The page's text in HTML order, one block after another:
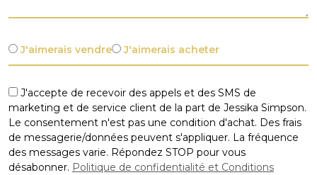
J'aimerais vendre J'aimerais acheter
J'accepte de recevoir des appels et des SMS de
marketing et de service client de la part de Jessika Simpson.
Le consentement n'est pas une condition d'achat. Des frais
de messagerie/données peuvent s'appliquer. La fréquence
des messages varie. Répondez STOP pour vous
désabonner. Politique de confidentialité et Conditions